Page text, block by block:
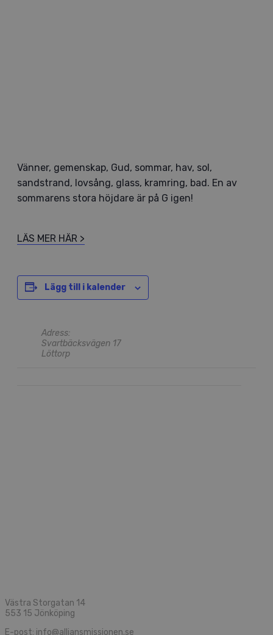
Vänner, gemenskap, Gud, sommar, hav, sol,
sandstrand, lovsång, glass, kramring, bad. En av
sommarens stora höjdare är på G igen!
LÄS MER HÄR >
Lägg till i kalender
Adress:
Svartbäcksvägen 17
Löttorp
Västra Storgatan 14
553 15 Jönköping
E-post: info@alliansmissionen.se